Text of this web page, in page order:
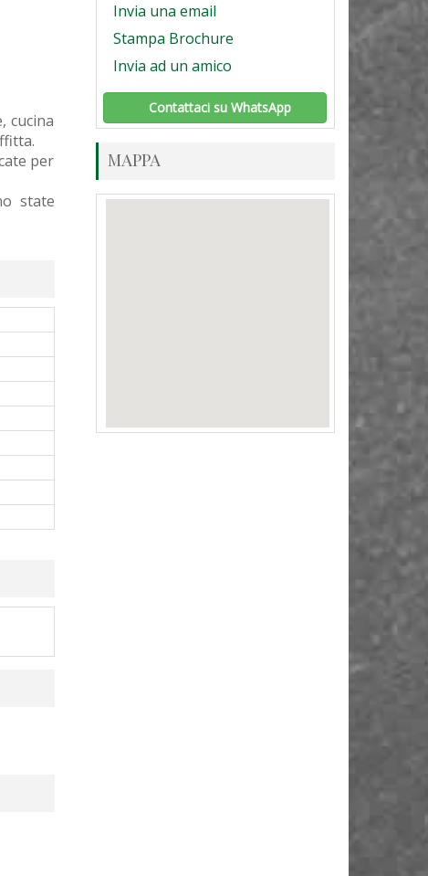
cucina
per
state
Invia una email
Stampa Brochure
Invia ad un amico
Contattaci su WhatsApp
MAPPA